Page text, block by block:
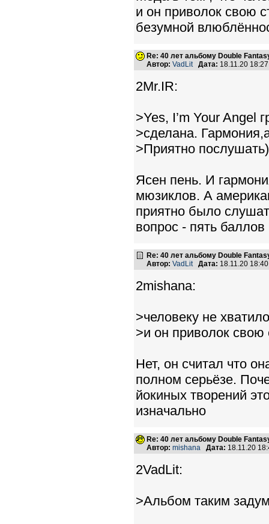
и он приволок свою
безумной
Re: 40 лет альбому Double
Автор: VadLit Дата: 18.11.20
2Mr.IR:
>Yes, I’m Your Angel
>сделана.
>Приятно
Ясен пень. И
мюзиклов. А
приятно было
вопрос - пять
Re: 40 лет альбому Double
Автор: VadLit Дата: 18.11.20
2mishana:
>человеку не
>и он приволок
Нет, он считал что
полном серьёзе.
йокиных творений
изначально
Re: 40 лет альбому Double
Автор: mishana Дата: 18.11.20
2VadLit:
>Альбом таким